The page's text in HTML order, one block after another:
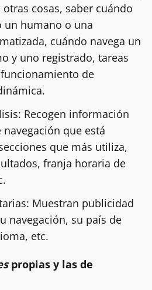
cosas, saber cuándo
un humano o una
cuándo navega un
y uno registrado, tareas
de
Recogen información
que está
que más utiliza,
franja horaria de
Muestran publicidad
navegación, su país de
etc.
propias y las de